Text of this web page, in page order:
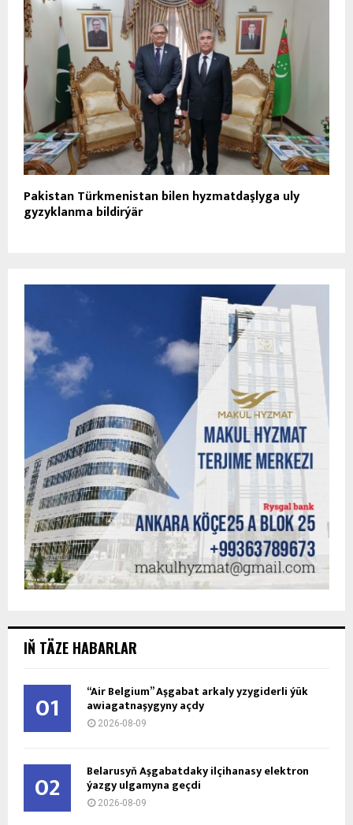
Pakistan Türkmenistan bilen hyzmatdaşlyga uly
gyzyklanma bildirýär
IŇ TÄZE HABARLAR
01 “Air Belgium” Aşgabat arkaly yzygiderli ýük
awiagatnaşygyny açdy
2026-08-09
02 Belarusyň Aşgabatdaky ilçihanasy elektron
ýazgy ulgamyna geçdi
2026-08-09